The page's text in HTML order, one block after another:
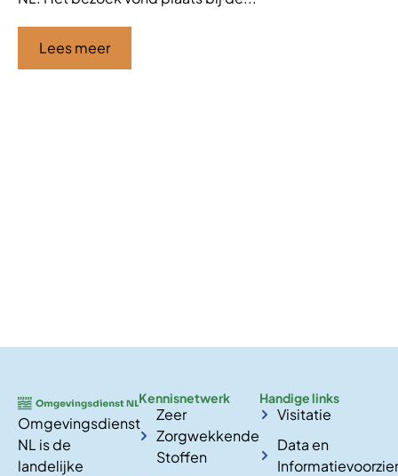
Lees meer
Omgevingsdienst
NL is de
landelijke
Kennisnetwerk
Zeer
Zorgwekkende
Stoffen
Handige links
Visitatie
Data en